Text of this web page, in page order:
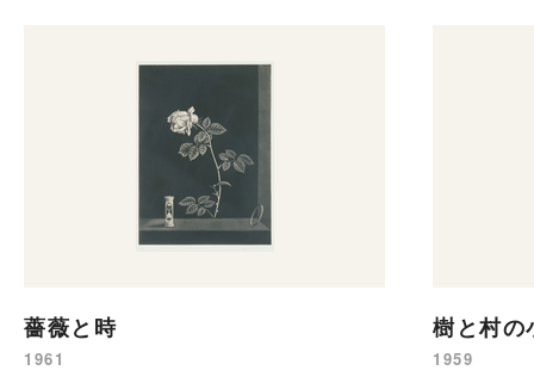
薔薇と時
1961
樹と村の
1959